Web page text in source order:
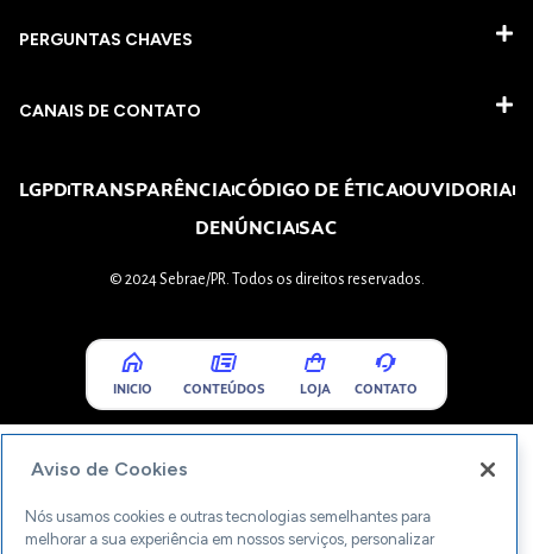
PERGUNTAS CHAVES​
CANAIS DE CONTATO
LGPDTRANSPARÊNCIACÓDIGO DE ÉTICAOUVIDORIA
DENÚNCIASAC
© 2024 Sebrae/PR. Todos os direitos reservados.
INICIO CONTEÚDOS LOJA CONTATO
Aviso de Cookies
Nós usamos cookies e outras tecnologias semelhantes para
melhorar a sua experiência em nossos serviços, personalizar